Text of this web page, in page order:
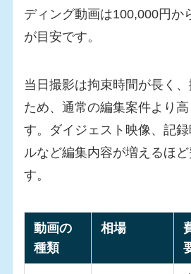
ディング動画は100,000円か
が目安です。
当日撮影は拘束時間が長く
ため、通常の編集案件より
す。ダイジェスト映像、記
ルなど編集内容が増えるほ
す。
動画の
種類
相場